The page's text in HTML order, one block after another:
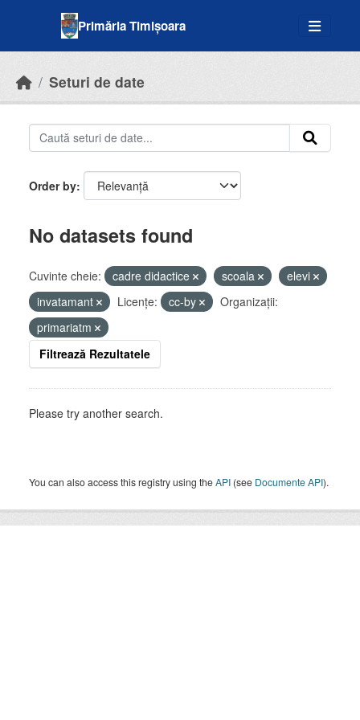
Primăria Timișoara
Seturi de date
Order by
No datasets found
Cuvinte cheie: cadre didactice scoala
elevi
invatamant
Licenţe: cc-by
Organizații:
primariatm
Filtrează Rezultatele
Please try another search.
You can also access this registry using theAPI (see Documente API).